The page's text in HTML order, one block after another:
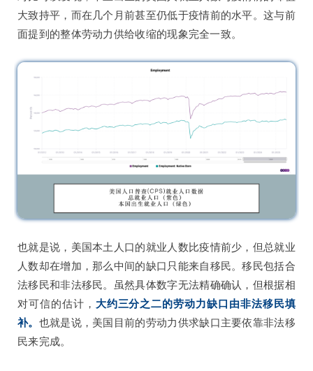
大致持平，而在几个月前甚至仍低于疫情前的水平。这与前
面提到的整体劳动力供给收缩的现象完全一致。
也就是说，美国本土人口的就业人数比疫情前少，但总就业
人数却在增加，那么中间的缺口只能来自移民。移民包括合
法移民和非法移民。虽然具体数字无法精确确认，但根据相
对可信的估计， 大约三分之二的劳动力缺口由非法移民填
补。 也就是说，美国目前的劳动力供求缺口主要依靠非法移
民来完成。